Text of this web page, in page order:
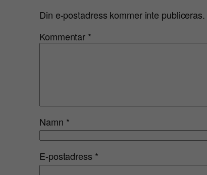
Din e-postadress kommer inte publiceras.
Kommentar *
Namn *
E-postadress *